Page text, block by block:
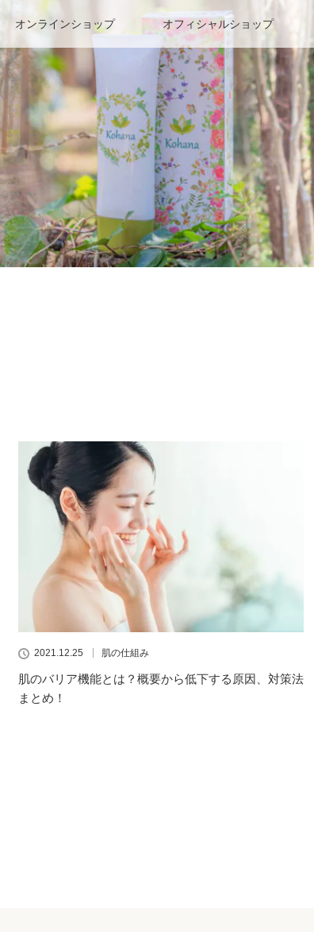
オンラインショップ オフィシャルショップ
2021.12.25 肌の仕組み
肌のバリア機能とは？概要から低下する原因、対策法
まとめ！